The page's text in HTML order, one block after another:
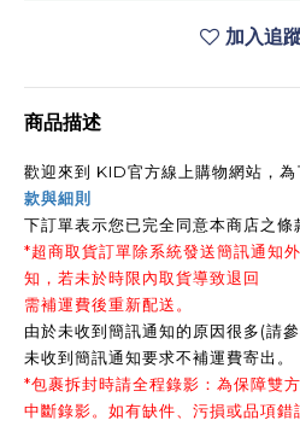
加入追
商品描述
歡迎來到 KID官方線上購物網站，
款與細則
下訂單表示您已完全同意本商店之條
*超商取貨訂單除系統發送簡訊通知
知，若未於時限內取貨導致退回
需補運費後重新配送。
由於未收到簡訊通知的原因很多(請
未收到簡訊通知要求不補運費寄出。
*包裹拆封時請全程錄影：為保障雙
中斷錄影。如有缺件、污損或品項錯